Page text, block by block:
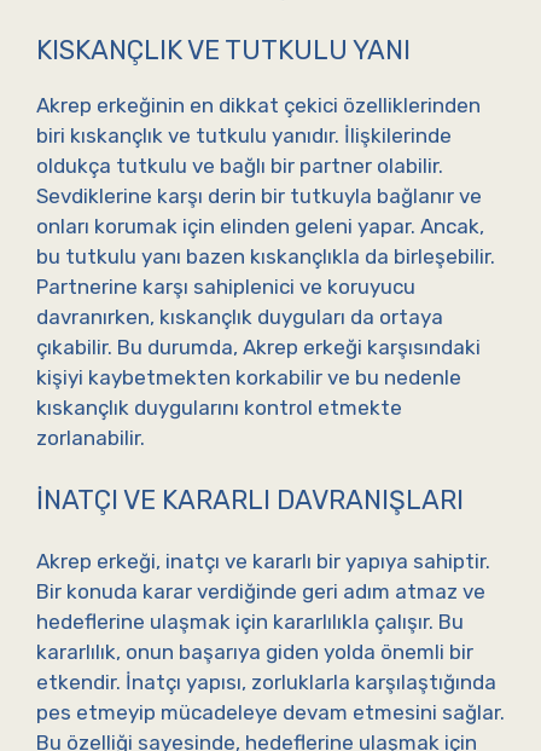
KISKANÇLIK VE TUTKULU YANI
Akrep erkeğinin en dikkat çekici özelliklerinden
biri kıskançlık ve tutkulu yanıdır. İlişkilerinde
oldukça tutkulu ve bağlı bir partner olabilir.
Sevdiklerine karşı derin bir tutkuyla bağlanır ve
onları korumak için elinden geleni yapar. Ancak,
bu tutkulu yanı bazen kıskançlıkla da birleşebilir.
Partnerine karşı sahiplenici ve koruyucu
davranırken, kıskançlık duyguları da ortaya
çıkabilir. Bu durumda, Akrep erkeği karşısındaki
kişiyi kaybetmekten korkabilir ve bu nedenle
kıskançlık duygularını kontrol etmekte
zorlanabilir.
İNATÇI VE KARARLI DAVRANIŞLARI
Akrep erkeği, inatçı ve kararlı bir yapıya sahiptir.
Bir konuda karar verdiğinde geri adım atmaz ve
hedeflerine ulaşmak için kararlılıkla çalışır. Bu
kararlılık, onun başarıya giden yolda önemli bir
etkendir. İnatçı yapısı, zorluklarla karşılaştığında
pes etmeyip mücadeleye devam etmesini sağlar.
Bu özelliği sayesinde, hedeflerine ulaşmak için